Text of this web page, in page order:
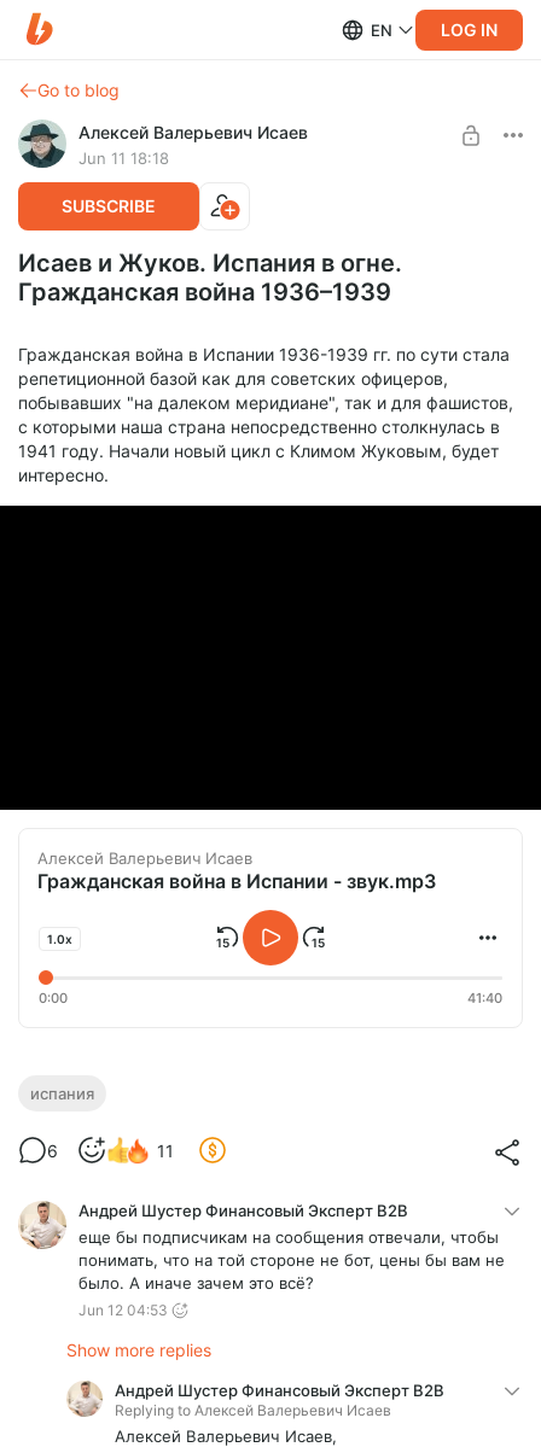
EN LOG IN
Go to blog
Алексей Валерьевич Исаев
Jun 11 18:18
SUBSCRIBE
Исаев и Жуков. Испания в огне.
Гражданская война 1936–1939
Гражданская война в Испании 1936-1939 гг. по сути стала
репетиционной базой как для советских офицеров,
побывавших "на далеком меридиане", так и для фашистов,
с которыми наша страна непосредственно столкнулась в
1941 году. Начали новый цикл с Климом Жуковым, будет
интересно.
Алексей Валерьевич Исаев
Гражданская война в Испании - звук.mp3
1.0x
0:00 41:40
испания
6 11
Андрей Шустер Финансовый Эксперт В2В
еще бы подписчикам на сообщения отвечали, чтобы
понимать, что на той стороне не бот, цены бы вам не
было. А иначе зачем это всё?
Jun 12 04:53
Show more replies
Андрей Шустер Финансовый Эксперт В2В
Replying to Алексей Валерьевич Исаев
Алексей Валерьевич Исаев,